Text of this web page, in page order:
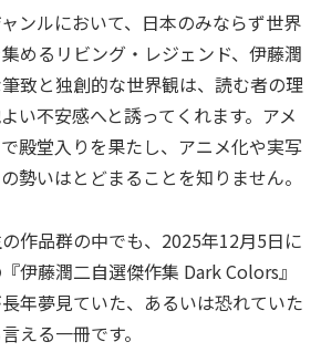
ンルにおいて、日本のみならず世界
めるリビング・レジェンド、伊藤潤
致と独創的な世界観は、読む者の理
い不安感へと誘ってくれます。アメ
殿堂入りを果たし、アニメ化や実写
勢いはとどまることを知りません。
作品群の中でも、2025年12月5日に
伊藤潤二自選傑作集 Dark Colors』
年夢見ていた、あるいは恐れていた
える一冊です。